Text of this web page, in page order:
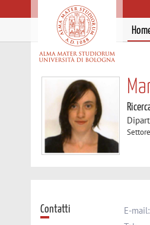
Contatti E-mail: